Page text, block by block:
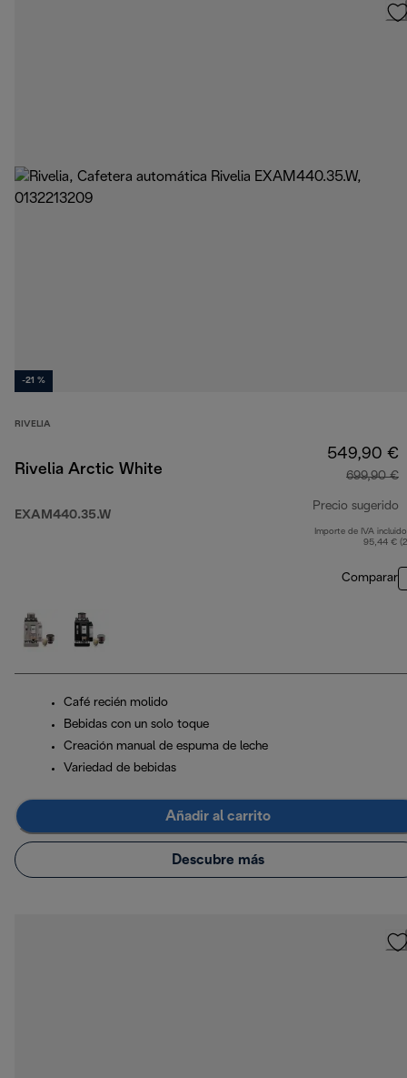
-21 %
RIVELIA
Rivelia Arctic White
EXAM440.35.W
549,90 €
699,90 €
Precio sugerido
Importe de IVA
95,44 €
Comparar
Café recién molido
Bebidas con un solo toque
Creación manual de espuma de leche
Variedad de bebidas
Añadir al carrito
Descubre más